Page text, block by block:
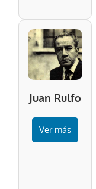
Juan Rulfo
Ver más